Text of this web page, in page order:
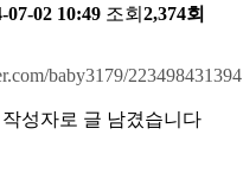
07-02 10:49 조회 2,374회
baby3179/223498431394
성자로 글 남겼습니다